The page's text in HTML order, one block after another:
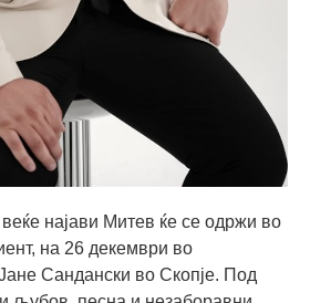
најави Митев ќе се одржи во
на 26 декември во
Сандански во Скопје. Под